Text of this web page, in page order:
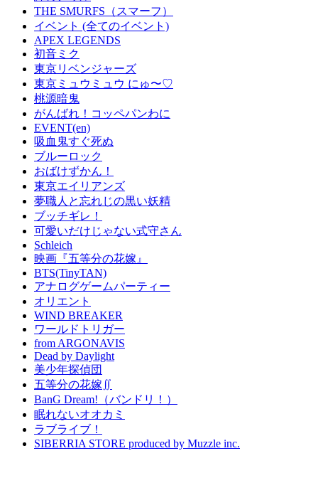
THE SMURFS（スマーフ）
イベント (全てのイベント)
APEX LEGENDS
初音ミク
東京リベンジャーズ
東京ミュウミュウ にゅ〜♡
桃源暗鬼
がんばれ！コッペパンわに
EVENT(en)
吸血鬼すぐ死ぬ
ブルーロック
おばけずかん！
東京エイリアンズ
夢職人と忘れじの黒い妖精
ブッチギレ！
可愛いだけじゃない式守さん
Schleich
映画『五等分の花嫁』
BTS(TinyTAN)
アナログゲームパーティー
オリエント
WIND BREAKER
ワールドトリガー
from ARGONAVIS
Dead by Daylight
美少年探偵団
五等分の花嫁∬
BanG Dream!（バンドリ！）
眠れないオオカミ
ラブライブ！
SIBERRIA STORE produced by Muzzle inc.